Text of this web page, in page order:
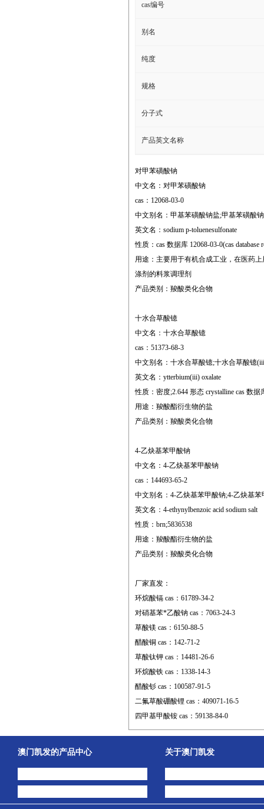
cas编号
别名
纯度
规格
分子式
产品英文名称
对甲苯磺酸钠
中文名：对甲苯磺酸钠
cas：12068-03-0
中文别名：甲基苯磺酸钠盐;甲基苯磺酸
英文名：sodium p-toluenesulfonate
性质：cas 数据库 12068-03-0(cas database
用途：主要用于有机合成工业，在医药
涤剂的料浆调理剂
产品类别：羧酸类化合物
十水合草酸镱
中文名：十水合草酸镱
cas：51373-68-3
中文别名：十水合草酸镱;十水合草酸镱
英文名：ytterbium(iii) oxalate
性质：密度;2.644 形态 crystalline cas 数据
用途：羧酸酯衍生物的盐
产品类别：羧酸类化合物
4-乙炔基苯甲酸钠
中文名：4-乙炔基苯甲酸钠
cas：144693-65-2
中文别名：4-乙炔基苯甲酸钠;4-乙炔基苯
英文名：4-ethynylbenzoic acid sodium salt
性质：brn;5836538
用途：羧酸酯衍生物的盐
产品类别：羧酸类化合物
厂家直发：
环烷酸镉 cas：61789-34-2
对硝基苯*乙酸钠 cas：7063-24-3
草酸镁 cas：6150-88-5
醋酸铜 cas：142-71-2
草酸钛钾 cas：14481-26-6
环烷酸铁 cas：1338-14-3
醋酸钐 cas：100587-91-5
二氟草酸硼酸锂 cas：409071-16-5
四甲基甲酸铵 cas：59138-84-0
澳门凯发的产品中心 关于澳门凯发